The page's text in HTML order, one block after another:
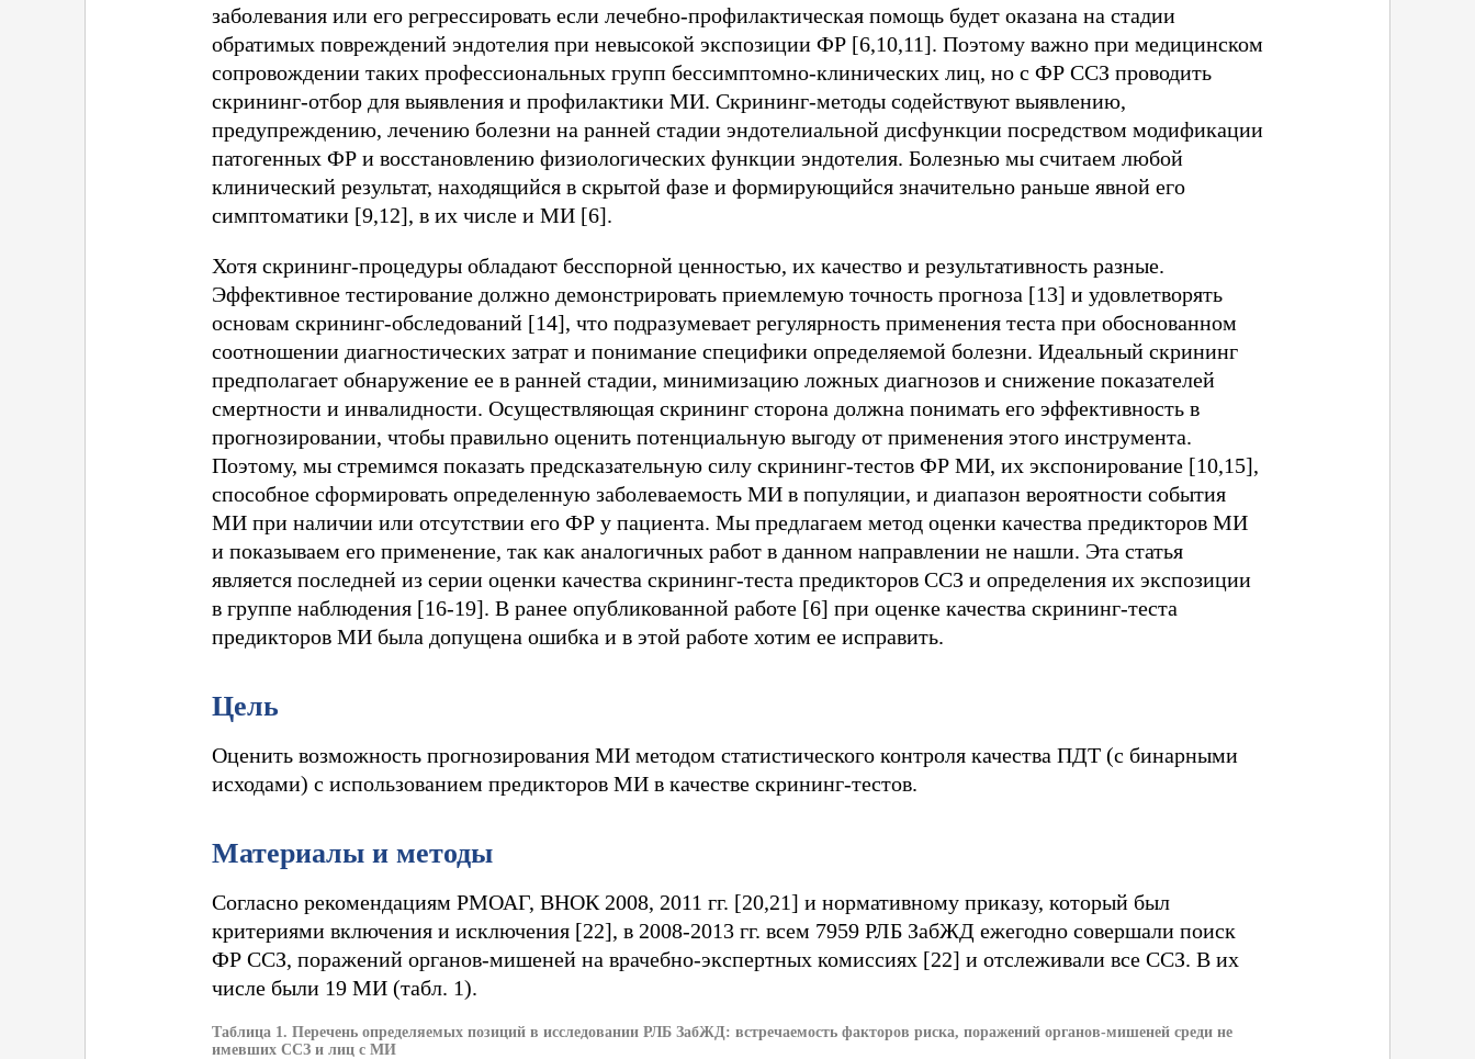
заболевания или его регрессировать если лечебно-профилактическая помощь будет оказана на стадии
обратимых повреждений эндотелия при невысокой экспозиции ФР [6,10,11]. Поэтому важно при медицинском
сопровождении таких профессиональных групп бессимптомно-клинических лиц, но с ФР ССЗ проводить
скрининг-отбор для выявления и профилактики МИ. Скрининг-методы содействуют выявлению,
предупреждению, лечению болезни на ранней стадии эндотелиальной дисфункции посредством модификации
патогенных ФР и восстановлению физиологических функции эндотелия. Болезнью мы считаем любой
клинический результат, находящийся в скрытой фазе и формирующийся значительно раньше явной его
симптоматики [9,12], в их числе и МИ [6].
Хотя скрининг-процедуры обладают бесспорной ценностью, их качество и результативность разные.
Эффективное тестирование должно демонстрировать приемлемую точность прогноза [13] и удовлетворять
основам скрининг-обследований [14], что подразумевает регулярность применения теста при обоснованном
соотношении диагностических затрат и понимание специфики определяемой болезни. Идеальный скрининг
предполагает обнаружение ее в ранней стадии, минимизацию ложных диагнозов и снижение показателей
смертности и инвалидности. Осуществляющая скрининг сторона должна понимать его эффективность в
прогнозировании, чтобы правильно оценить потенциальную выгоду от применения этого инструмента.
Поэтому, мы стремимся показать предсказательную силу скрининг-тестов ФР МИ, их экспонирование [10,15],
способное сформировать определенную заболеваемость МИ в популяции, и диапазон вероятности события
МИ при наличии или отсутствии его ФР у пациента. Мы предлагаем метод оценки качества предикторов МИ
и показываем его применение, так как аналогичных работ в данном направлении не нашли. Эта статья
является последней из серии оценки качества скрининг-теста предикторов ССЗ и определения их экспозиции
в группе наблюдения [16-19]. В ранее опубликованной работе [6] при оценке качества скрининг-теста
предикторов МИ была допущена ошибка и в этой работе хотим ее исправить.
Цель
Оценить возможность прогнозирования МИ методом статистического контроля качества ПДТ (с бинарными
исходами) с использованием предикторов МИ в качестве скрининг-тестов.
Материалы и методы
Согласно рекомендациям РМОАГ, ВНОК 2008, 2011 гг. [20,21] и нормативному приказу, который был
критериями включения и исключения [22], в 2008-2013 гг. всем 7959 РЛБ ЗабЖД ежегодно совершали поиск
ФР ССЗ, поражений органов-мишеней на врачебно-экспертных комиссиях [22] и отслеживали все ССЗ. В их
числе были 19 МИ (табл. 1).
Таблица 1. Перечень определяемых позиций в исследовании РЛБ ЗабЖД: встречаемость факторов риска, поражений органов-мишеней среди не
имевших ССЗ и лиц с МИ